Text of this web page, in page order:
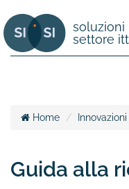
soluzioni
settore
Home Innovazioni
Guida alla